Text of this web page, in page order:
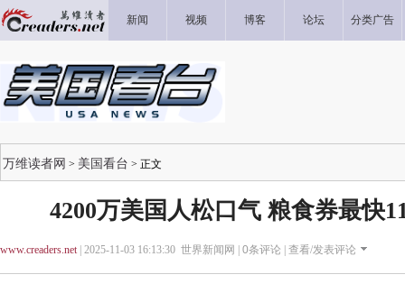
新闻 视频 博客 论坛 分类广告
万维读者网 > 美国看台 > 正文
4200万美国人松口气 粮食券最快
www.creaders.net| 2025-11-03 16:13:30 世界新闻网 | 0条评论 | 查看/发表评论